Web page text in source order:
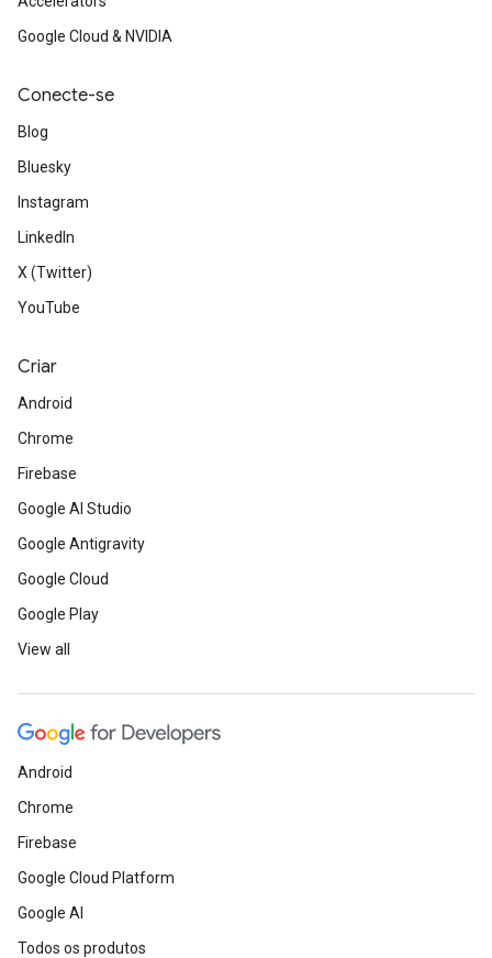
Google Cloud & NVIDIA
Conecte-se
Blog
Bluesky
Instagram
LinkedIn
X (Twitter)
YouTube
Criar
Android
Chrome
Firebase
Google AI Studio
Google Antigravity
Google Cloud
Google Play
View all
Android
Chrome
Firebase
Google Cloud Platform
Google AI
Todos os produtos